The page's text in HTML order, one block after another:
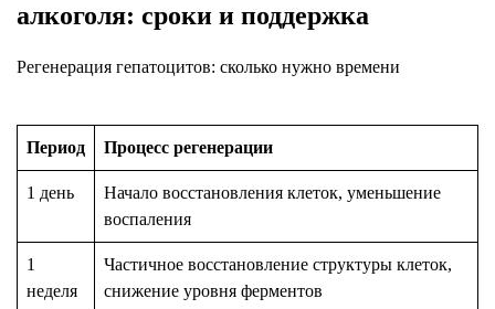
алкоголя: сроки и поддержка
Регенерация гепатоцитов: сколько нужно времени
Период Процесс регенерации
1 день
Начало восстановления клеток, уменьшение
воспаления
1
неделя
Частичное восстановление структуры клеток,
снижение уровня ферментов